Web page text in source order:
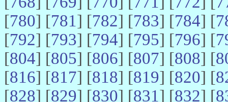
[780] [781] [782] [783] [784] [
[792] [793] [794] [795] [796] [
[804] [805] [806] [807] [808] [
[816] [817] [818] [819] [820] [
[828] [829] [830] [831] [832] [